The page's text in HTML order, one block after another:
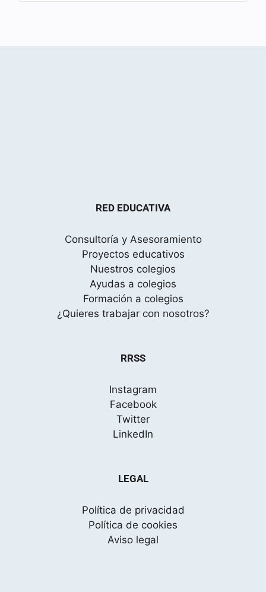
RED EDUCATIVA
Consultoría y Asesoramiento
Proyectos educativos
Nuestros colegios
Ayudas a colegios
Formación a colegios
¿Quieres trabajar con nosotros?
RRSS
Instagram
Facebook
Twitter
LinkedIn
LEGAL
Política de privacidad
Política de cookies
Aviso legal